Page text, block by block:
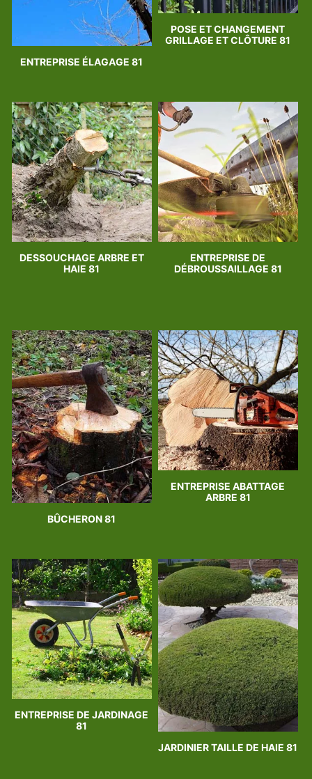
ENTREPRISE ÉLAGAGE 81
POSE ET CHANGEMENT
GRILLAGE ET CLÔTURE 81
DESSOUCHAGE ARBRE ET
HAIE 81
ENTREPRISE DE
DÉBROUSSAILLAGE 81
BÛCHERON 81
ENTREPRISE ABATTAGE
ARBRE 81
ENTREPRISE DE JARDINAGE
81
JARDINIER TAILLE DE HAIE 81